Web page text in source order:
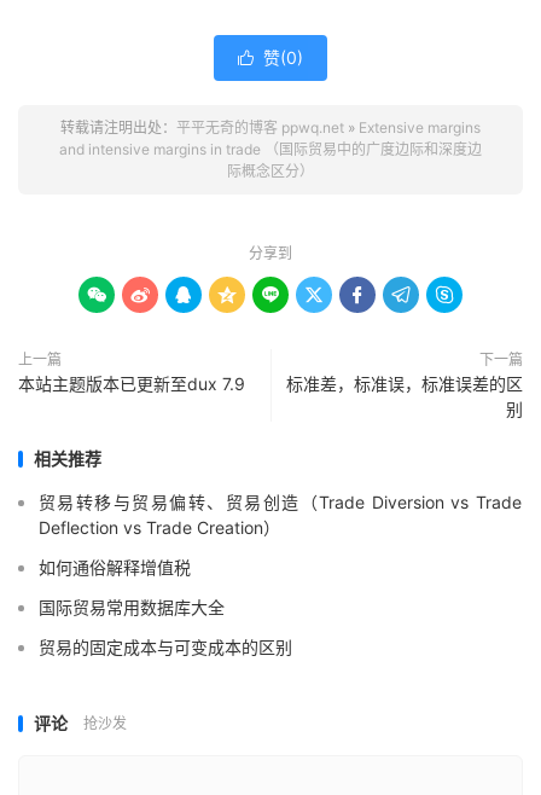
 赞(0)
转载请注明出处： 平平无奇的博客 ppwq.net » Extensive margins
and intensive margins in trade （国际贸易中的广度边际和深度边
际概念区分）
分享到
        
上一篇
本站主题版本已更新至dux 7.9
下一篇
标准差，标准误，标准误差的区
别
相关推荐
贸易转移与贸易偏转、贸易创造（Trade Diversion vs Trade
Deflection vs Trade Creation）
如何通俗解释增值税
国际贸易常用数据库大全
贸易的固定成本与可变成本的区别
评论 抢沙发